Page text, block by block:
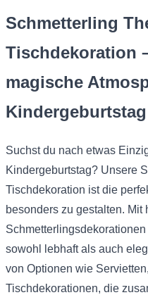
Schmetterling
Tischdekoration
magische
Kindergeburtstag
Suchst du nach etwas
Kindergeburtstag? Unsere
Tischdekoration ist die
besonders zu gestalten.
sowohl lebhaft als auch
von Optionen wie
Tischdekorationen, die